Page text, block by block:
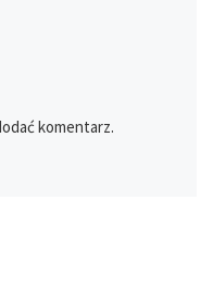
komentarz.